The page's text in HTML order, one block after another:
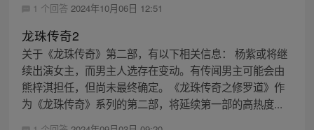
1 个回答 2024年10月06日 12:51
龙珠传奇2
关于《龙珠传奇》第二部，有以下相关信息： 杨紫或将继
续出演女主，而男主人选存在变动。有传闻男主可能会由
熊梓淇担任，但尚未最终确定。《龙珠传奇之修罗道》作
为《龙珠传奇》系列的第二部，将延续第一部的高热度...